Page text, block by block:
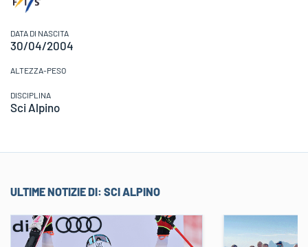
DATA DI NASCITA
30/04/2004
ALTEZZA-PESO
DISCIPLINA
Sci Alpino
ULTIME NOTIZIE DI: SCI ALPINO